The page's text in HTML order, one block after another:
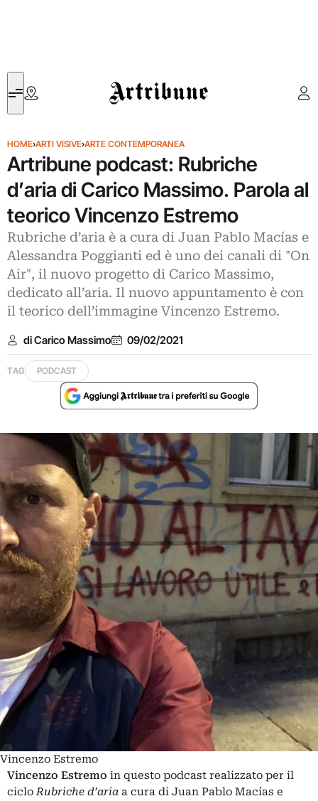
Artribune
HOME›ARTI VISIVE›ARTE CONTEMPORANEA
Artribune podcast: Rubriche
d’aria di Carico Massimo. Parola al
teorico Vincenzo Estremo
Rubriche d’aria è a cura di Juan Pablo Macías e
Alessandra Poggianti ed è uno dei canali di "On
Air", il nuovo progetto di Carico Massimo,
dedicato all’aria. Il nuovo appuntamento è con
il teorico dell’immagine Vincenzo Estremo.
di Carico Massimo 09/02/2021
TAG PODCAST
Vincenzo Estremo
Vincenzo Estremo in questo podcast realizzato per il
cicloRubriche d’aria a cura di Juan Pablo Macías e